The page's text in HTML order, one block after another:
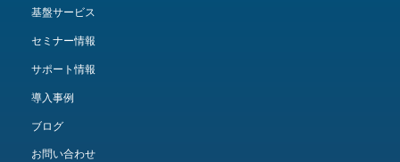
基盤サービス
セミナー情報
サポート情報
導入事例
ブログ
お問い合わせ